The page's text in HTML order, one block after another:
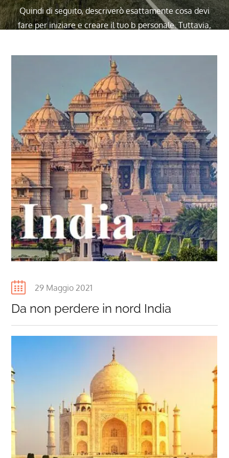
Quindi di seguito, descriverò esattamente cosa devi
fare per iniziare e creare il tuo b personale. Tuttavia,
PERCHÉ dovresti scrivere sul blog. I blog sono
diventati rapidamente uno dei modi più popolari per
comunicare e diffondere informazioni e notizie. Ci
sono letteralmente milioni di b online (non
preoccuparti, puoi far risaltare il tuo e farti notare.
queste vengono rapidamente convertiti in una delle
forme più popolari di comunicazione e diffusione di
informazioni e notifiche. Diventi una persona
migliore e uno scrittore migliore. La ragione
migliore? Puoi guadagnare soldi facendolo.
Per maggiori dettagli contattaci @
(info@bellaindiatours.com , Whatsapp o Call –
+919711973836, +918800971196, +96892038772,
+393293570939,BELLAINDIATOURS.ES,
Posted
29 Maggio 2021
Da non perdere in nord India